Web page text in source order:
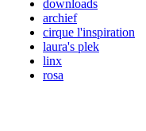
downloads
archief
cirque l'inspiration
laura's plek
linx
rosa